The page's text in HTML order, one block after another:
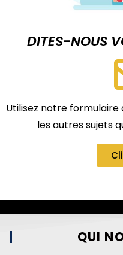
DITES-NOUS
Utilisez notre
les autres sujets
QUI